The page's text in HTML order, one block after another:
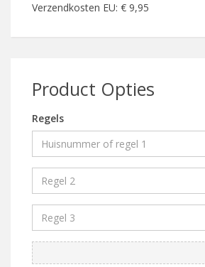
Verzendkosten EU: € 9,95
Product Opties
Regels